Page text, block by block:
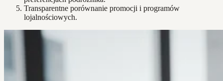
Transparentne porównanie promocji i programów
lojalnościowych.